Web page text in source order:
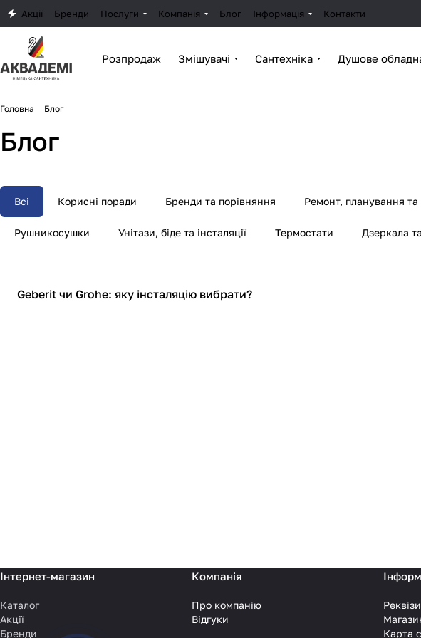
Акції Бренди Послуги Компанія Блог Інформація Контакти
Розпродаж Змішувачі Сантехніка Душове
Головна Блог
Блог
Всі Корисні поради Бренди та порівняння Ремонт, планування та
Рушникосушки Унітази, біде та інсталяції Термостати Дзеркала
Бренди та порівняння
Geberit чи Grohe: яку інсталяцію вибрати?
Інтернет-магазин
Каталог
Акції
Бренди
Компанія
Про компанію
Відгуки
Карта